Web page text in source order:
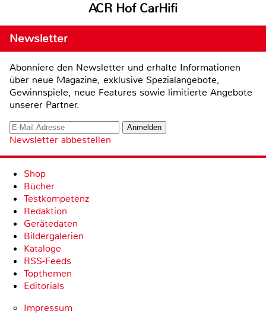
ACR Hof CarHifi
Newsletter
Abonniere den Newsletter und erhalte Informationen
über neue Magazine, exklusive Spezialangebote,
Gewinnspiele, neue Features sowie limitierte Angebote
unserer Partner.
Newsletter abbestellen
Shop
Bücher
Testkompetenz
Redaktion
Gerätedaten
Bildergalerien
Kataloge
RSS-Feeds
Topthemen
Editorials
Impressum